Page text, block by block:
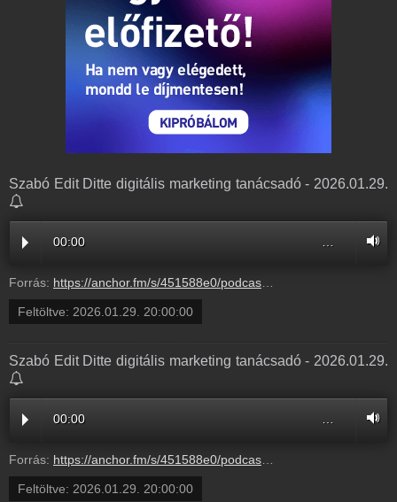
Szabó Edit Ditte digitális marketing tanácsadó - 2026.01.29.
00:00
Forrás: https://anchor.fm/s/451588e0/podcast/play/115011901/https%3A%2F%2Fd3ctxlq1ktw2nl.cloudfront.net%2Fstaging%2F2026-1-4%2F3c5608df-a661-15f7-85b1-e2f02a66aec5.mp3
Feltöltve: 2026.01.29. 20:00:00
Szabó Edit Ditte digitális marketing tanácsadó - 2026.01.29.
00:00
Forrás: https://anchor.fm/s/451588e0/podcast/play/115011901/https%3A%2F%2Fd3ctxlq1ktw2nl.cloudfront.net%2Fstaging%2F2026-1-4%2F3c5608df-a661-15f7-85b1-e2f02a66aec5.mp3
Feltöltve: 2026.01.29. 20:00:00